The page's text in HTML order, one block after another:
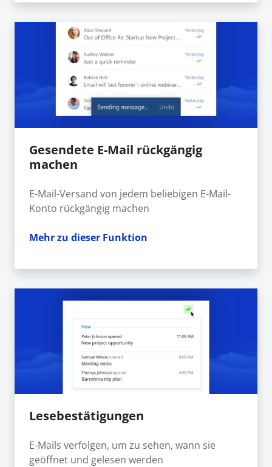
Gesendete E-Mail rückgängig
machen
E-Mail-Versand von jedem beliebigen E-Mail-
Konto rückgängig machen
Mehr zu dieser Funktion
Lesebestätigungen
E-Mails verfolgen, um zu sehen, wann sie
geöffnet und gelesen werden